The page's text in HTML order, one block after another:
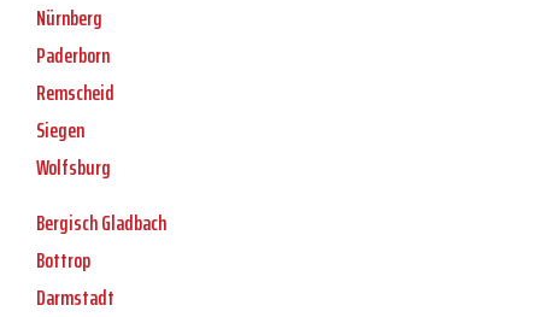
Nürnberg
Paderborn
Remscheid
Siegen
Wolfsburg
Bergisch Gladbach
Bottrop
Darmstadt